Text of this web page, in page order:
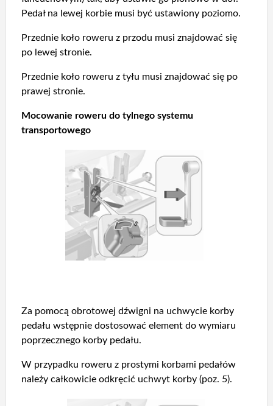
Pedał na lewej korbie musi być ustawiony poziomo.
Przednie koło roweru z przodu musi znajdować się
po lewej stronie.
Przednie koło roweru z tyłu musi znajdować się po
prawej stronie.
Mocowanie roweru do tylnego systemu
transportowego
Za pomocą obrotowej dźwigni na uchwycie korby
pedału wstępnie dostosować element do wymiaru
poprzecznego korby pedału.
W przypadku roweru z prostymi korbami pedałów
należy całkowicie odkręcić uchwyt korby (poz. 5).